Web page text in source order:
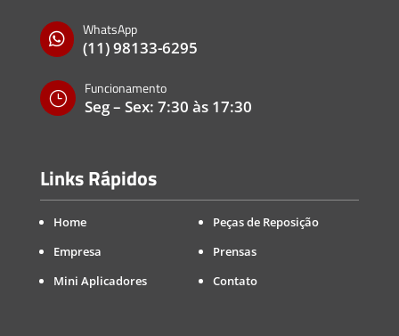

WhatsApp
(11) 98133-6295
}
Funcionamento
Seg – Sex: 7:30 às 17:30
Links Rápidos
Home
Empresa
Mini Aplicadores
Peças de Reposição
Prensas
Contato